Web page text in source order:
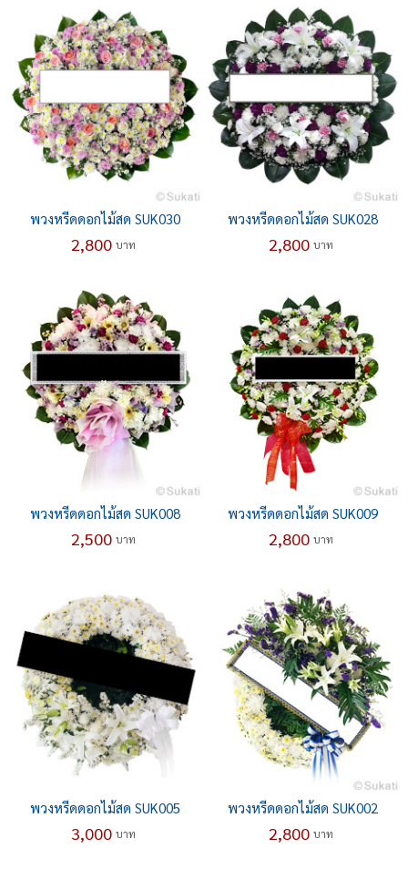
พวงหรีดดอกไม้สด SUK030
2,800 บาท
พวงหรีดดอกไม้สด SUK028
2,800 บาท
พวงหรีดดอกไม้สด SUK008
2,500 บาท
พวงหรีดดอกไม้สด SUK009
2,800 บาท
พวงหรีดดอกไม้สด SUK005
3,000 บาท
พวงหรีดดอกไม้สด SUK002
2,800 บาท